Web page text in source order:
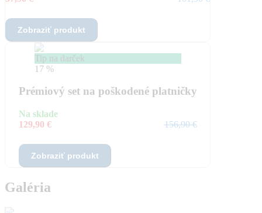
Zobraziť produkt
Tip na darček
17 %
Prémiový set na poškodené platničky
Na sklade
129,90 €
156,90 €
Zobraziť produkt
Galéria